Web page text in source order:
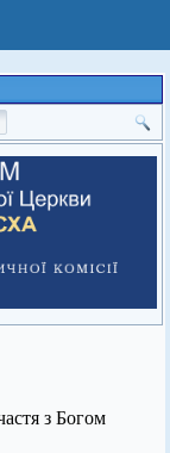
з Богом